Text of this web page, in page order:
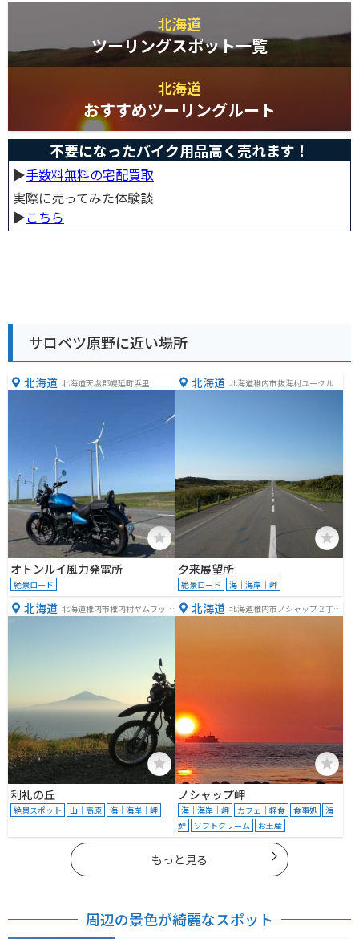
北海道
ツーリングスポット一覧
北海道
おすすめツーリングルート
不要になったバイク用品高く売れます！
▶︎手数料無料の宅配買取
実際に売ってみた体験談
▶︎こちら
サロベツ原野に近い場所
北海道 北海道天塩郡幌延町浜里
オトンルイ風力発電所
絶景ロード
北海道 北海道稚内市抜海村ユークル
夕来展望所
絶景ロード 海｜海岸｜岬
北海道 北海道稚内市稚内村ヤムワッカ
利礼の丘
絶景スポット 山｜高原 海｜海岸｜岬
北海道 北海道稚内市ノシャップ２丁目
ノシャップ岬
海｜海岸｜岬 カフェ｜軽食 食事処
海
鮮
ソフトクリーム お土産
もっと見る
周辺の景色が綺麗なスポット